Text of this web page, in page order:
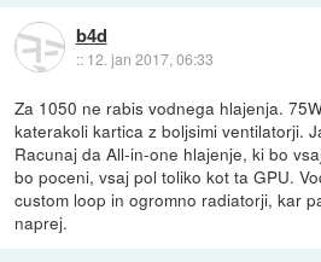
b4d
:: 12. jan 2017, 06:33
Za 1050 ne rabis vodnega hlajenja.
katerakoli kartica z boljsimi ventilatorji.
Racunaj da All-in-one hlajenje, ki bo
bo poceni, vsaj pol toliko kot ta GPU.
custom loop in ogromno radiatorji, kar
naprej.